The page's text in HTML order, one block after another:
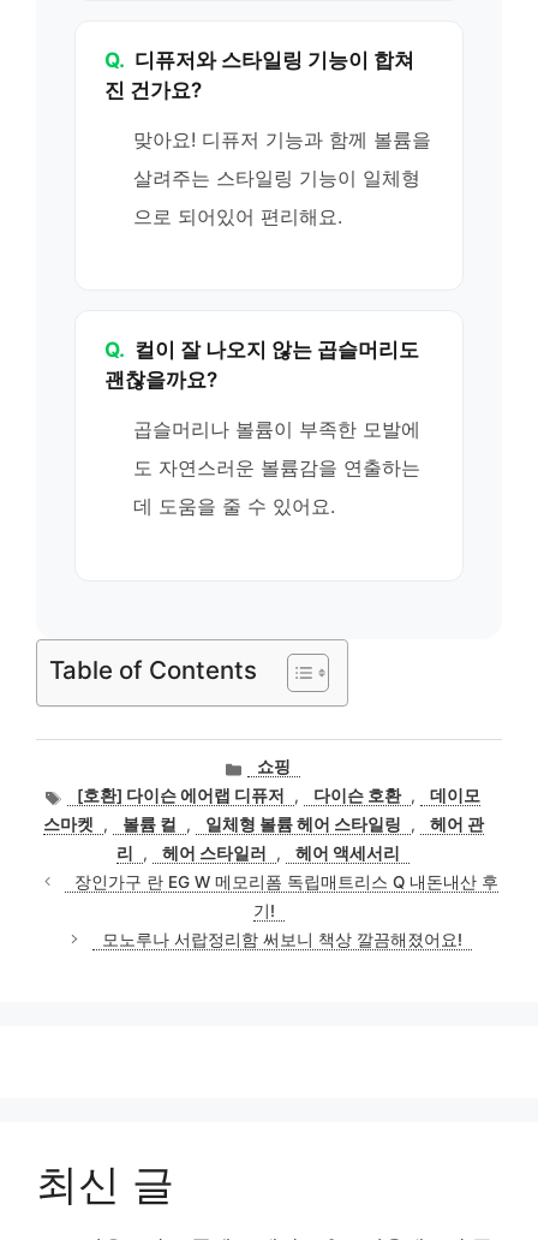
Q. 디퓨저와 스타일링 기능이 합쳐
진 건가요?
맞아요! 디퓨저 기능과 함께 볼륨을
살려주는 스타일링 기능이 일체형
으로 되어있어 편리해요.
Q. 컬이 잘 나오지 않는 곱슬머리도
괜찮을까요?
곱슬머리나 볼륨이 부족한 모발에
도 자연스러운 볼륨감을 연출하는
데 도움을 줄 수 있어요.
Table of Contents
카
테
고
리
쇼핑
태
그
[호환] 다이슨 에어랩 디퓨저 , 다이슨 호환 ,
데이모
스마켓
, 볼륨 컬 , 일체형 볼륨 헤어 스타일링 ,
헤어 관
리
, 헤어 스타일러 ,
헤어 액세서리
장인가구 란 EG W 메모리폼 독립매트리스 Q 내돈내산 후
기!
모노루나 서랍정리함 써보니 책상 깔끔해졌어요!
최신 글